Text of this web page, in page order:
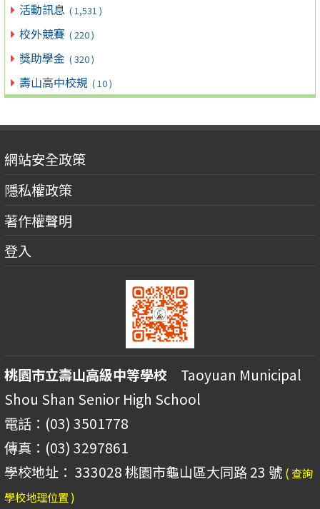
活動訊息 ( 1,531 )
校外競賽 ( 220 )
獎助學金 ( 320 )
壽山高中校規 ( 10 )
網站安全政策
隱私權政策
著作權聲明
登入
桃園市立壽山高級中等學校 Taoyuan Municipal
Shou Shan Senior High School
電話：(03) 3501778
傳真：(03) 3297861
學校地址： 333028 桃園市龜山區大同路 23 號 ( 查詢
學校地理位置 )